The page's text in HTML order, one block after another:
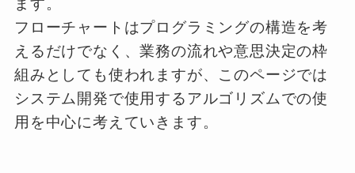
ます。
フローチャートはプログラミングの構造を考
えるだけでなく、業務の流れや意思決定の枠
組みとしても使われますが、このページでは
システム開発で使用するアルゴリズムでの使
用を中心に考えていきます。